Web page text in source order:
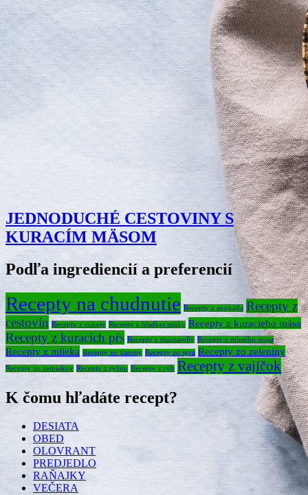
JEDNODUCHÉ CESTOVINY S
KURACÍM MÄSOM
Podľa ingrediencií a preferencií
Recepty na chudnutie Recepty z avokáda Recepty z
cestovín Recepty z cukety Recepty z hladkej múky Recepty z kuracieho mäsa
Recepty z kuracích pŕs Recepty z mazzarelly Recepty z mletého mäsa
Recepty z mlieka Recepty zo slaniny Recepty zo syra Recepty zo zeleniny
Recepty zo zemiakov Recepty z ryžou Recepty z rýb Recepty z vajíčok
K čomu hľadáte recept?
DESIATA
OBED
OLOVRANT
PREDJEDLO
RAŇAJKY
VEČERA